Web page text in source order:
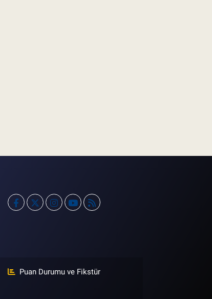
Puan Durumu ve Fikstür